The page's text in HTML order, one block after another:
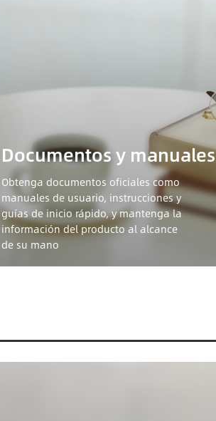
Documentos y manuales
Obtenga documentos oficiales como
manuales de usuario, instrucciones y
guías de inicio rápido, y mantenga la
información del producto al alcance
de su mano